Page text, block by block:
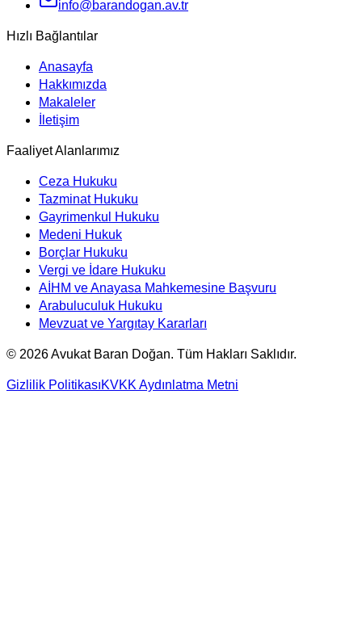
info@barandogan.av.tr
Hızlı Bağlantılar
Anasayfa
Hakkımızda
Makaleler
İletişim
Faaliyet Alanlarımız
Ceza Hukuku
Tazminat Hukuku
Gayrimenkul Hukuku
Medeni Hukuk
Borçlar Hukuku
Vergi ve İdare Hukuku
AİHM ve Anayasa Mahkemesine Başvuru
Arabuluculuk Hukuku
Mevzuat ve Yargıtay Kararları
© 2026Avukat Baran Doğan. Tüm Hakları Saklıdır.
Gizlilik PolitikasıKVKK Aydınlatma Metni